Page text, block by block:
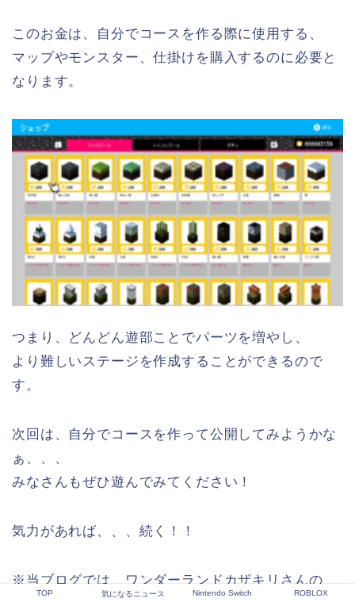
このお金は、自分でコースを作る際に使用する、
マップやモンスター、仕掛けを購入するのに必要と
なります。
つまり、どんどん遊部ことでパーツを増やし、
より難しいステージを作成することができるので
す。
次回は、自分でコースを作って公開してみようかな
ぁ、、、
みなさんもぜひ遊んでみてください！
気力があれば、、、続く！！
※当ブログでは、ワンダーランドカザキリさんの
TOP 気になるニュース Nintendo Switch ROBLOX